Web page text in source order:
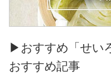
▶おすすめ「せい
おすすめ記事